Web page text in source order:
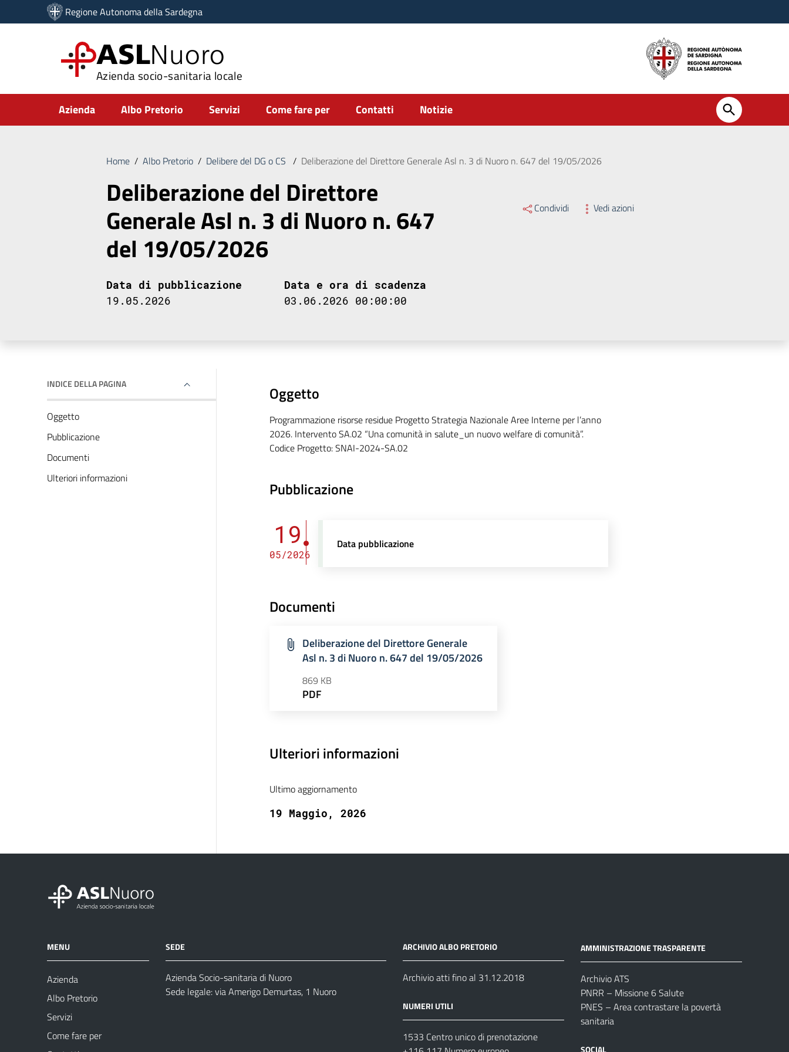
Vai ai contenuti
Vai al menu di navigazione
Regione Autonoma della Sardegna
ASLNuoro
Azienda socio-sanitaria locale
Submenu
Azienda Albo Pretorio Servizi Come fare per Contatti Notizie
Home / Albo Pretorio / Delibere del DG o CS / Deliberazione del Direttore Generale Asl n. 3 di Nuoro n. 647 del 19/05/2026
Deliberazione del Direttore
Generale Asl n. 3 di Nuoro n. 647
del 19/05/2026
Condividi Vedi azioni
Data di pubblicazione
19.05.2026
Data e ora di scadenza
03.06.2026 00:00:00
INDICE DELLA PAGINA
Oggetto
Pubblicazione
Documenti
Ulteriori informazioni
Oggetto
Programmazione risorse residue Progetto Strategia Nazionale Aree Interne per l’anno
2026. Intervento SA.02 “Una comunità in salute_un nuovo welfare di comunità”.
Codice Progetto: SNAI-2024-SA.02
Pubblicazione
19
05/2026
Data pubblicazione
Documenti
Deliberazione del Direttore Generale
Asl n. 3 di Nuoro n. 647 del 19/05/2026
869 KB
PDF
Ulteriori informazioni
Ultimo aggiornamento
19 Maggio, 2026
MENU
Azienda
Albo Pretorio
Servizi
Come fare per
SEDE
Azienda Socio-sanitaria di Nuoro
Sede legale: via Amerigo Demurtas, 1 Nuoro
ARCHIVIO ALBO PRETORIO
Archivio atti fino al 31.12.2018
NUMERI UTILI
1533 Centro unico di prenotazione
AMMINISTRAZIONE TRASPARENTE
Archivio ATS
PNRR – Missione 6 Salute
PNES – Area contrastare la povertà
sanitaria
SOCIAL